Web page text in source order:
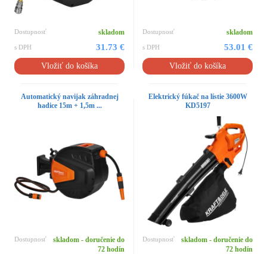
Dostupnosť skladom
s DPH 31.73 €
Vložiť do košíka
Dostupnosť skladom
s DPH 53.01 €
Vložiť do košíka
Automatický navijak záhradnej
hadice 15m + 1,5m ...
Dostupnosť
skladom - doručenie do
72 hodín
Elektrický fúkač na lístie 3600W
KD5197
Dostupnosť
skladom - doručenie do
72 hodín